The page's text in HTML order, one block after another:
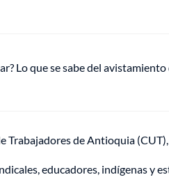
Lo que se sabe del
Trabajadores de Antioquia
educadores, indígenas y